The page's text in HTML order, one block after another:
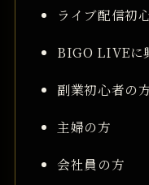
ライブ配信初
BIGO LIVEに
副業初心者の
主婦の方
会社員の方